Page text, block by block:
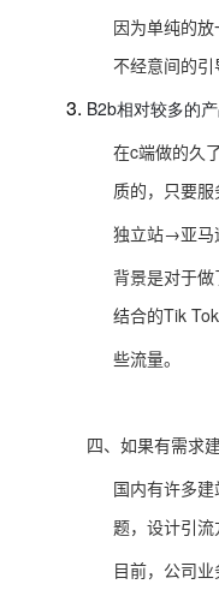
因为单纯的
不经意间的引
B2b相对较多的
在c端做的久
质的，只要服
独立站→亚马
背景是对于
结合的Tik
些流量。
四、如果有需求
国内有许多
题，设计引流
目前，公司